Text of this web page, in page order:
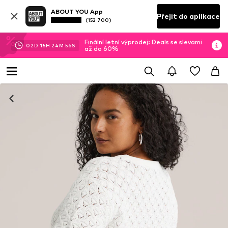
ABOUT YOU App
(152 700) Přejít do aplikace
02D 15H 24M 55S
Finální letní výprodej: Deals se slevami
až do 60%